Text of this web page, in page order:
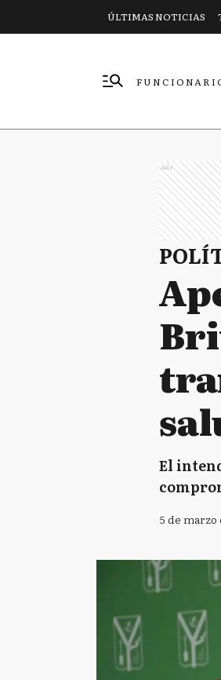
ÚLTIMAS NOTICIAS
Ads
El
5 de marzo